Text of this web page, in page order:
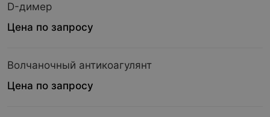
D-димер
Цена по запросу
Волчаночный антикоагулянт
Цена по запросу